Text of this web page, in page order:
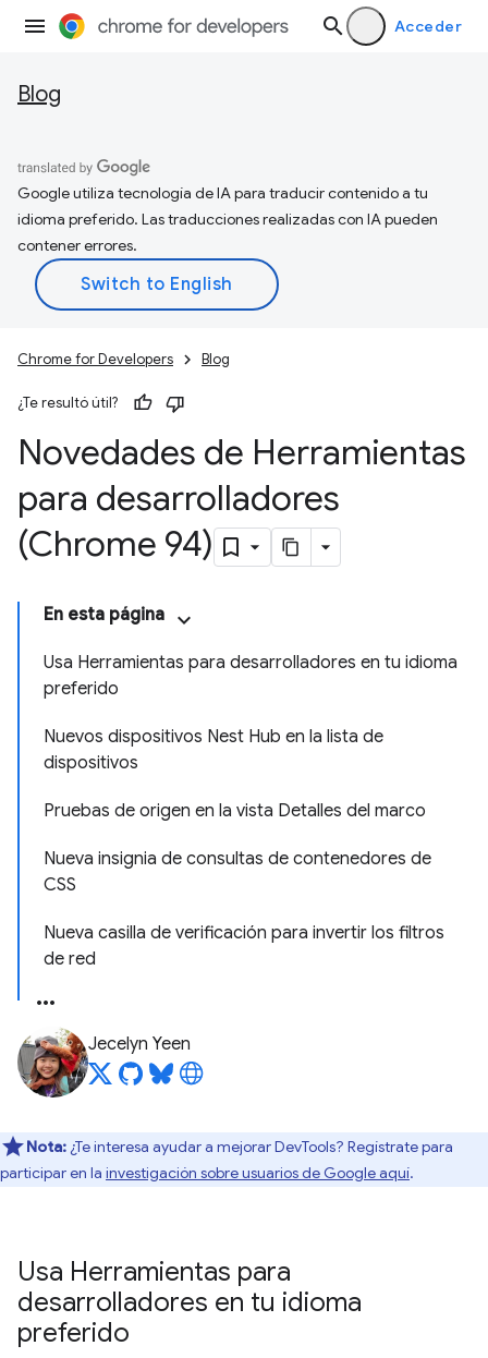
Acceder
Blog
Google utiliza tecnología de IA para traducir contenido a tu
idioma preferido. Las traducciones realizadas con IA pueden
contener errores.
Chrome for Developers Blog
¿Te resultó útil?
Novedades de Herramientas
para desarrolladores
(Chrome 94)
En esta página
Usa Herramientas para desarrolladores en tu idioma
preferido
Nuevos dispositivos Nest Hub en la lista de
dispositivos
Pruebas de origen en la vista Detalles del marco
Nueva insignia de consultas de contenedores de
CSS
Nueva casilla de verificación para invertir los filtros
de red
Jecelyn Yeen
Nota: ¿Te interesa ayudar a mejorar DevTools? Regístrate para
participar en la investigación sobre usuarios de Google aquí.
Usa Herramientas para
desarrolladores en tu idioma
preferido